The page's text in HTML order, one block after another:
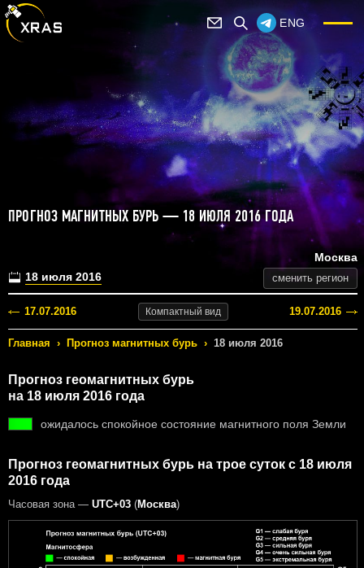
ENG
ПРОГНОЗ МАГНИТНЫХ БУРЬ — 18 ИЮЛЯ 2016 ГОДА
18 июля 2016
Москва
сменить регион
17.07.2016 Компактный вид 19.07.2016
Главная › Прогноз магнитных бурь › 18 июля 2016
Прогноз геомагнитных бурь
на 18 июля 2016 года
ожидалось спокойное состояние магнитного поля Земли
Прогноз геомагнитных бурь на трое суток с 18 июля
2016 года
Часовая зона — UTC+03 (Москва)